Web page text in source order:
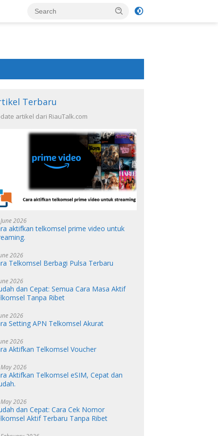
Terbaru
artikel dari RiauTalk.com
2026
aktifkan telkomsel prime video untuk
2026
Telkomsel Berbagi Pulsa Terbaru
2026
dan Cepat: Semua Cara Masa Aktif
Tanpa Ribet
2026
Setting APN Telkomsel Akurat
2026
Aktifkan Telkomsel Voucher
2026
Aktifkan Telkomsel eSIM, Cepat dan
2026
dan Cepat: Cara Cek Nomor
Aktif Terbaru Tanpa Ribet